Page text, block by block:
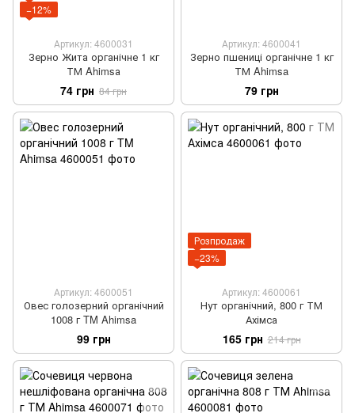
−12%
Артикул: 4600031
Зерно Жита органічне 1 кг
ТМ Ahimsа
74 грн 84 грн
Артикул: 4600041
Зерно пшениці органічне 1 кг
ТМ Ahimsa
79 грн
Артикул: 4600051
Овес голозерний органічний
1008 г TM Ahimsa
99 грн
Розпродаж
−23%
Артикул: 4600061
Нут органічний, 800 г ТМ
Ахімса
165 грн 214 грн